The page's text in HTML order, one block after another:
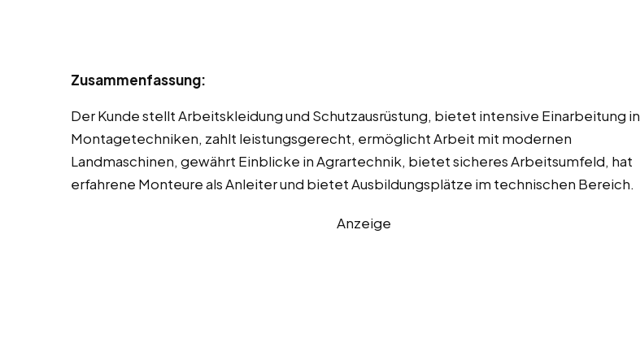
Zusammenfassung:
Der Kunde stellt Arbeitskleidung und Schutzausrüstung, bietet intensive Einarbeitung in
Montagetechniken, zahlt leistungsgerecht, ermöglicht Arbeit mit modernen
Landmaschinen, gewährt Einblicke in Agrartechnik, bietet sicheres Arbeitsumfeld, hat
erfahrene Monteure als Anleiter und bietet Ausbildungsplätze im technischen Bereich.
Anzeige